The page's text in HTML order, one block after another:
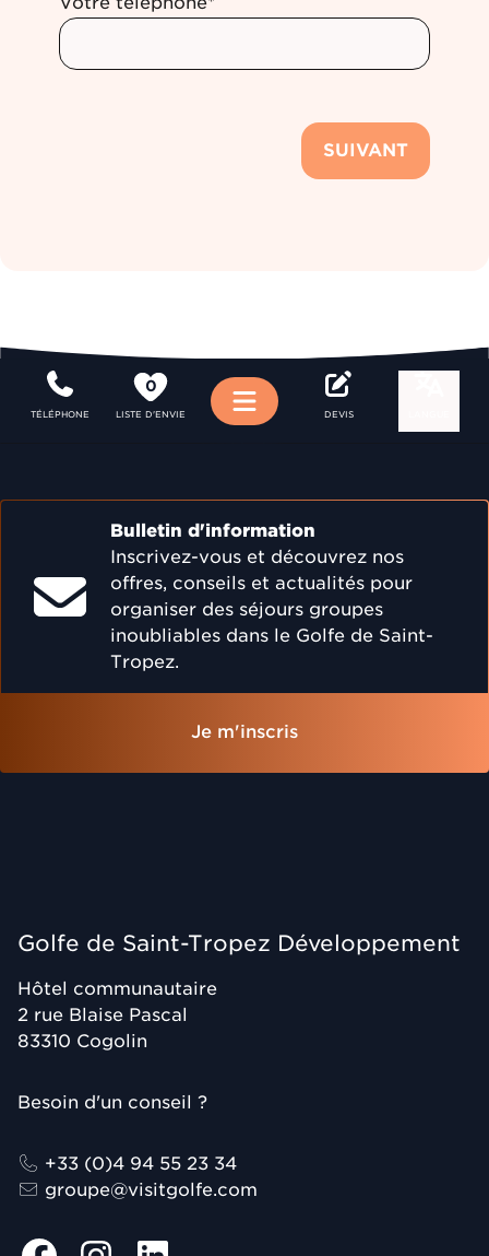
SUIVANT
TÉLÉPHONE
0
LISTE D'ENVIE Menu DEVIS
Bulletin d'information
Inscrivez-vous et découvrez nos
offres, conseils et actualités pour
organiser des séjours groupes
inoubliables dans le Golfe de Saint-
Tropez.
Je m'inscris
Golfe de Saint-Tropez Développement
Hôtel communautaire
2 rue Blaise Pascal
83310 Cogolin
Besoin d'un conseil ?
+33 (0)4 94 55 23 34
groupe@visitgolfe.com